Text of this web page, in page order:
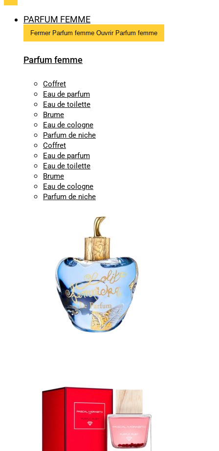
PARFUM FEMME
Fermer Parfum femme Ouvrir Parfum femme
Parfum femme
Coffret
Eau de parfum
Eau de toilette
Brume
Eau de cologne
Parfum de niche
Coffret
Eau de parfum
Eau de toilette
Brume
Eau de cologne
Parfum de niche